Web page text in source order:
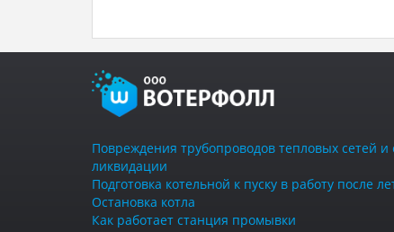
Повреждения трубопроводов тепловых сетей и
ликвидации
Подготовка котельной к пуску в работу после
Остановка котла
Как работает станция промывки